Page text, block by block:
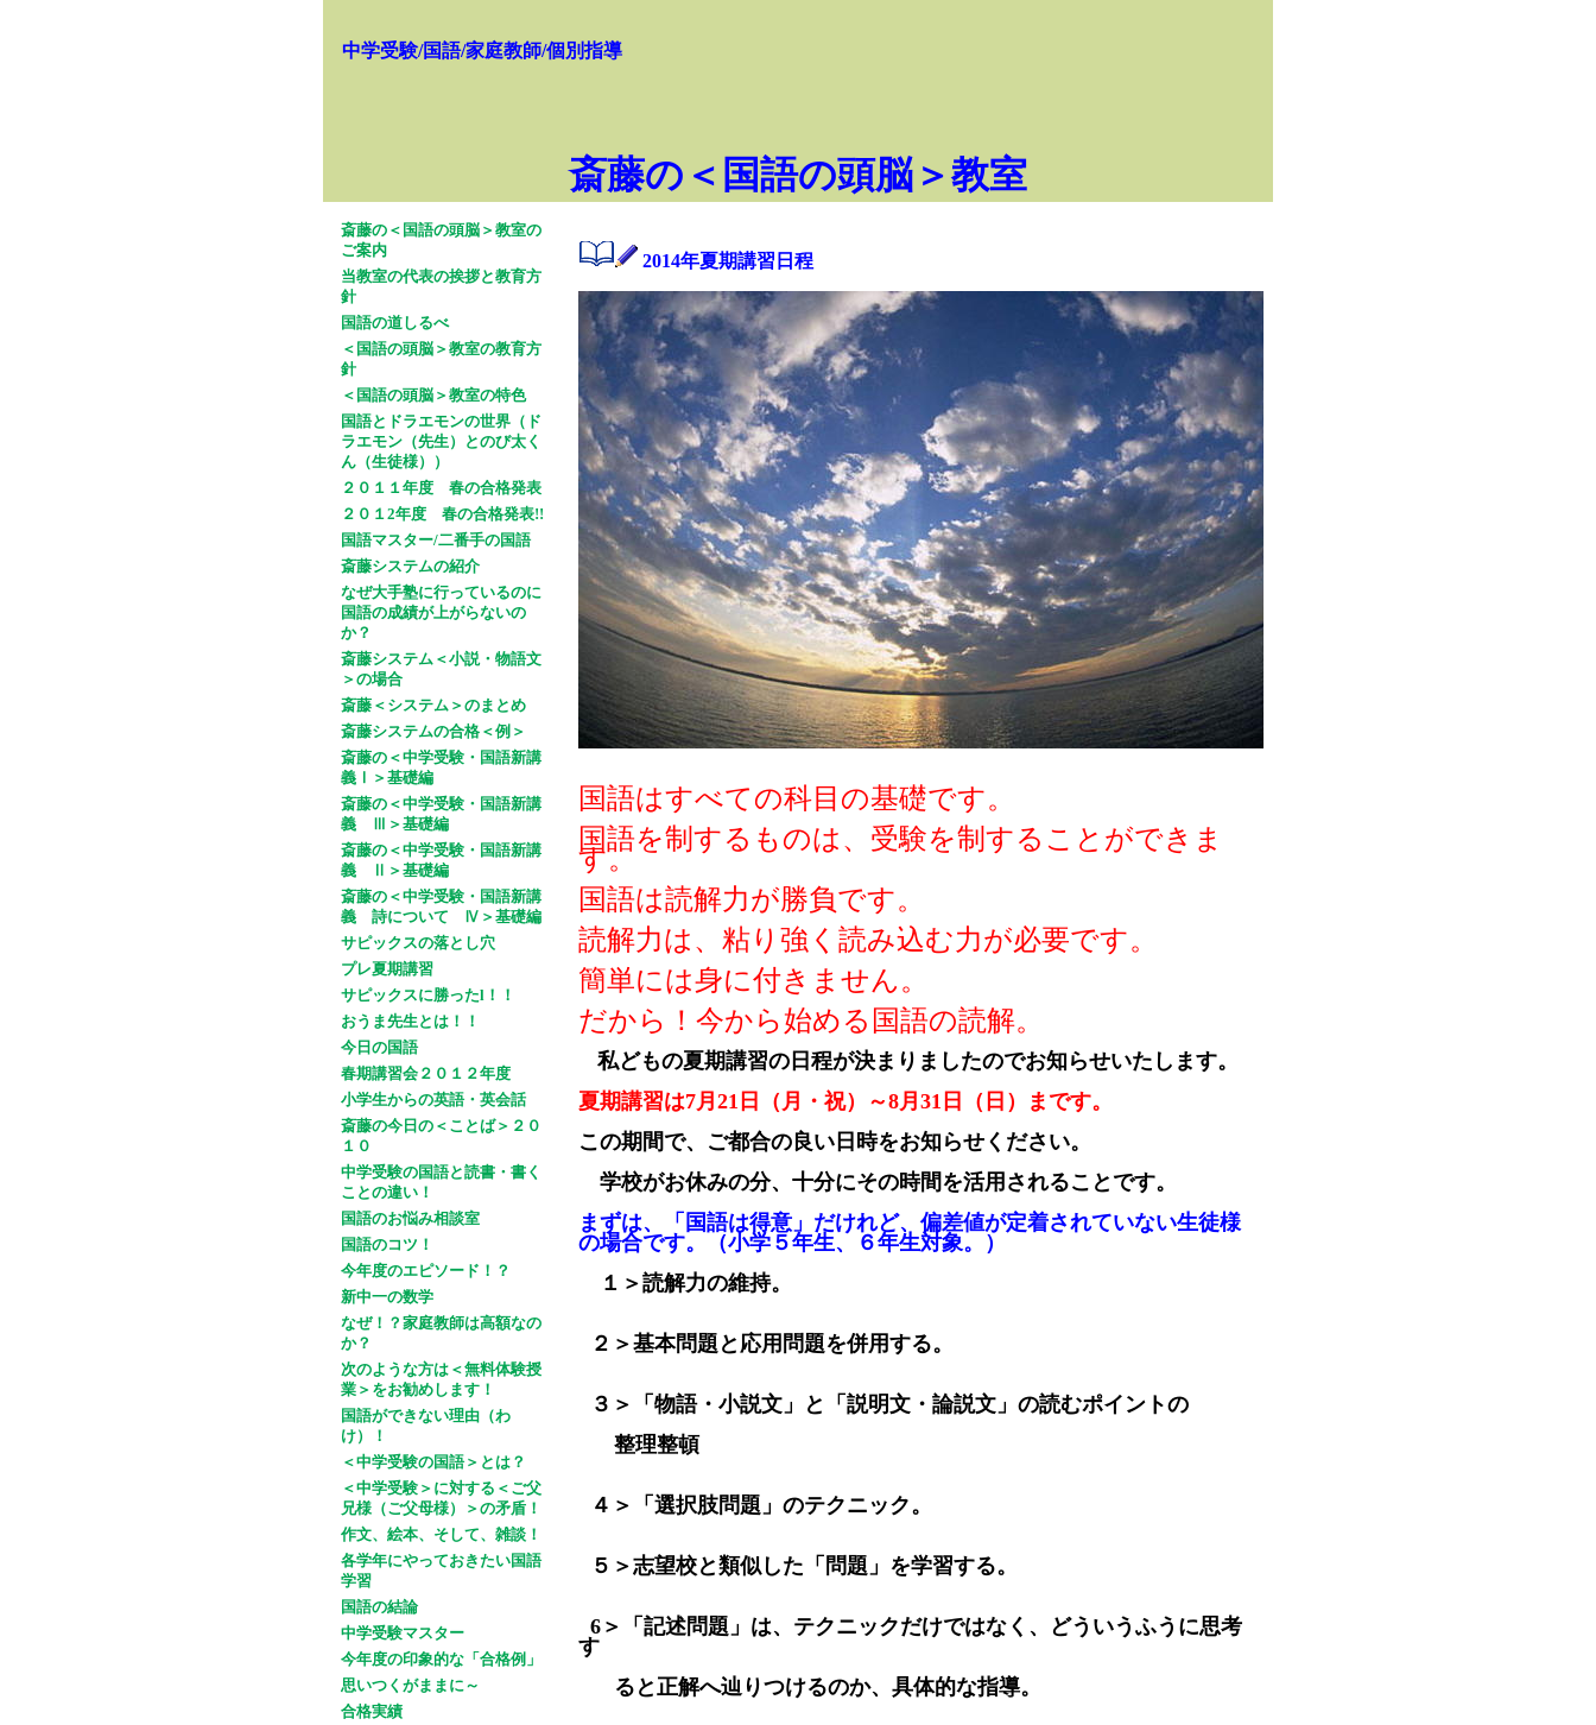
中学受験/国語/家庭教師/個別指導
斎藤の＜国語の頭脳＞教室
斎藤の＜国語の頭脳＞教室の
ご案内
当教室の代表の挨拶と教育方
針
国語の道しるべ
＜国語の頭脳＞教室の教育方
針
＜国語の頭脳＞教室の特色
国語とドラエモンの世界（ド
ラエモン（先生）とのび太く
ん（生徒様））
２０１１年度 春の合格発表
２０１2年度 春の合格発表!!
国語マスター/二番手の国語
斎藤システムの紹介
なぜ大手塾に行っているのに
国語の成績が上がらないの
か？
斎藤システム＜小説・物語文
＞の場合
斎藤＜システム＞のまとめ
斎藤システムの合格＜例＞
斎藤の＜中学受験・国語新講
義Ⅰ＞基礎編
斎藤の＜中学受験・国語新講
義 Ⅲ＞基礎編
斎藤の＜中学受験・国語新講
義 Ⅱ＞基礎編
斎藤の＜中学受験・国語新講
義 詩について Ⅳ＞基礎編
サピックスの落とし穴
プレ夏期講習
サピックスに勝ったl！！
おうま先生とは！！
今日の国語
春期講習会２０１２年度
小学生からの英語・英会話
斎藤の今日の＜ことば＞２０
１０
中学受験の国語と読書・書く
ことの違い！
国語のお悩み相談室
国語のコツ！
今年度のエピソード！？
新中一の数学
なぜ！？家庭教師は高額なの
か？
次のような方は＜無料体験授
業＞をお勧めします！
国語ができない理由（わ
け）！
＜中学受験の国語＞とは？
＜中学受験＞に対する＜ご父
兄様（ご父母様）＞の矛盾！
作文、絵本、そして、雑談！
各学年にやっておきたい国語
学習
国語の結論
中学受験マスター
今年度の印象的な「合格例」
思いつくがままに～
合格実績
2014年夏期講習日程
国語はすべての科目の基礎です。
国語を制するものは、受験を制することができま
す。
国語は読解力が勝負です。
読解力は、粘り強く読み込む力が必要です。
簡単には身に付きません。
だから！今から始める国語の読解。
私どもの夏期講習の日程が決まりましたのでお知らせいたします。
夏期講習は7月21日（月・祝）～8月31日（日）まです。
この期間で、ご都合の良い日時をお知らせください。
学校がお休みの分、十分にその時間を活用されることです。
まずは、「国語は得意」だけれど、偏差値が定着されていない生徒様
の場合です。（小学５年生、６年生対象。）
１＞読解力の維持。
２＞基本問題と応用問題を併用する。
３＞「物語・小説文」と「説明文・論説文」の読むポイントの
整理整頓
４＞「選択肢問題」のテクニック。
５＞志望校と類似した「問題」を学習する。
6＞「記述問題」は、テクニックだけではなく、どういうふうに思考
す
ると正解へ辿りつけるのか、具体的な指導。